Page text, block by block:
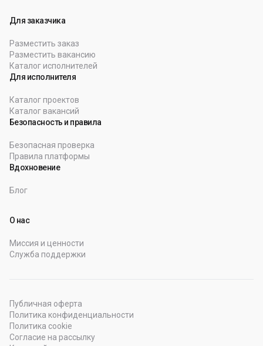
Для заказчика
Разместить заказ
Разместить вакансию
Каталог исполнителей
Для исполнителя
Каталог проектов
Каталог вакансий
Безопасность и правила
Безопасная проверка
Правила платформы
Вдохновение
Блог
О нас
Миссия и ценности
Служба поддержки
Публичная оферта
Политика конфиденциальности
Политика cookie
Согласие на рассылку